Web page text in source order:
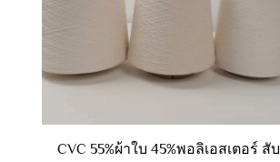
CVC 55%ผ้าใบ 45%พอลิเอสเตอร์ สับ